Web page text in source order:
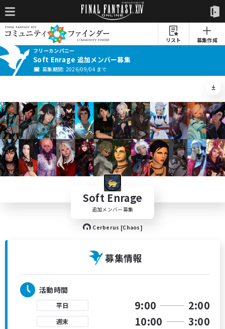
リスト
募集作成
フリーカンパニー
Soft Enrage 追加メンバー募集
募集期間: 2026/09/04 まで
Soft Enrage
追加メンバー募集
Cerberus [Chaos]
募集情報
活動時間
平日 9:00 2:00
週末 10:00 3:00